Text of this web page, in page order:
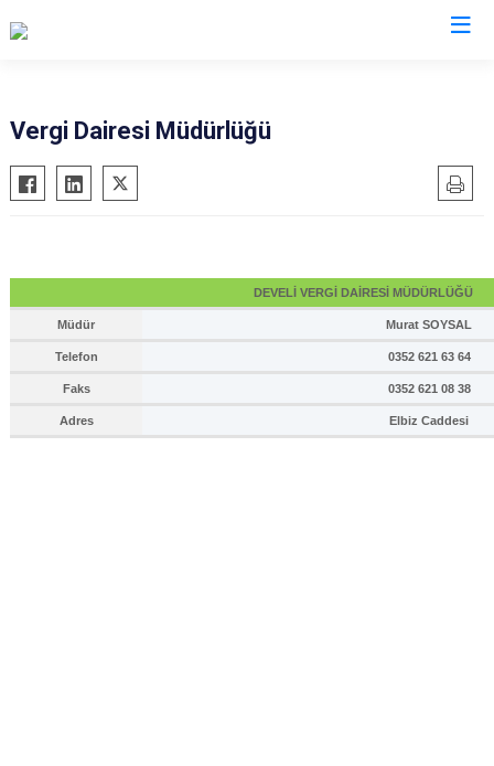
Akkışla
Bünyan
Felahiye
Hacılar
Kocasinan
Melikgazi
Sarız
Talas
Vergi Dairesi Müdürlüğü
DEVELİ VERGİ DAİRESİ MÜDÜRLÜĞÜ
Müdür Murat SOYSAL
Telefon 0352 621 63 64
Faks 0352 621 08 38
Adres Elbiz Caddesi